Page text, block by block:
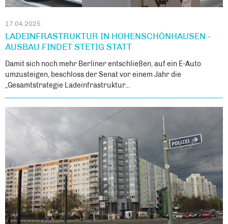
17.04.2025
LADEINFRASTRUKTUR IN HOHENSCHÖNHAUSEN -
AUSBAU FINDET STETIG STATT
Damit sich noch mehr Berliner entschließen, auf ein E-Auto
umzusteigen, beschloss der Senat vor einem Jahr die
„Gesamtstrategie Ladeinfrastruktur...